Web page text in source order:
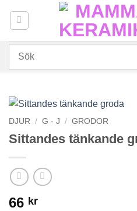
DJUR / G - J / GRODOR
Sittandes tänkande
66 kr